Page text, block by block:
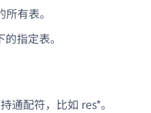
有表。
指定表。
通配符，比如 res*。